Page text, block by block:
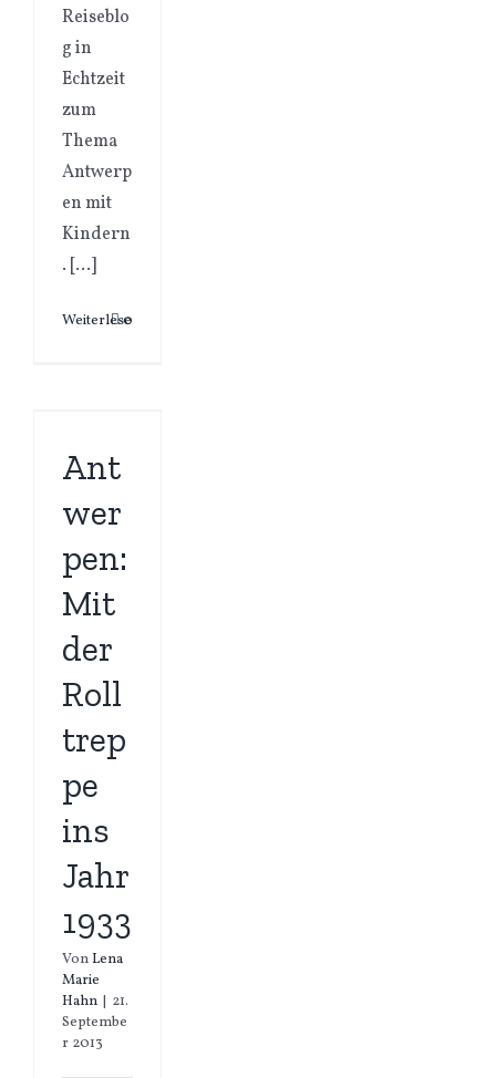
Reiseblo
g in
Echtzeit
zum
Thema
Antwerp
en mit
Kindern
. […]
Weiterlesen
0
Ant
wer
pen:
Mit
der
Roll
trep
pe
ins
Jahr
1933
VonLena
Marie
Hahn | 21.
Septembe
r 2013